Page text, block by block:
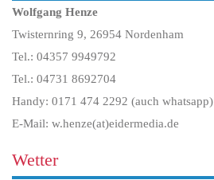
Wolfgang Henze
Twisternring 9, 26954 Nordenham
Tel.: 04357 9949792
Tel.: 04731 8692704
Handy: 0171 474 2292 (auch whatsapp)
E-Mail: w.henze(at)eidermedia.de
Wetter